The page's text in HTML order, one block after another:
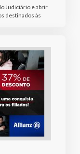
Judiciário e abrir
destinados às